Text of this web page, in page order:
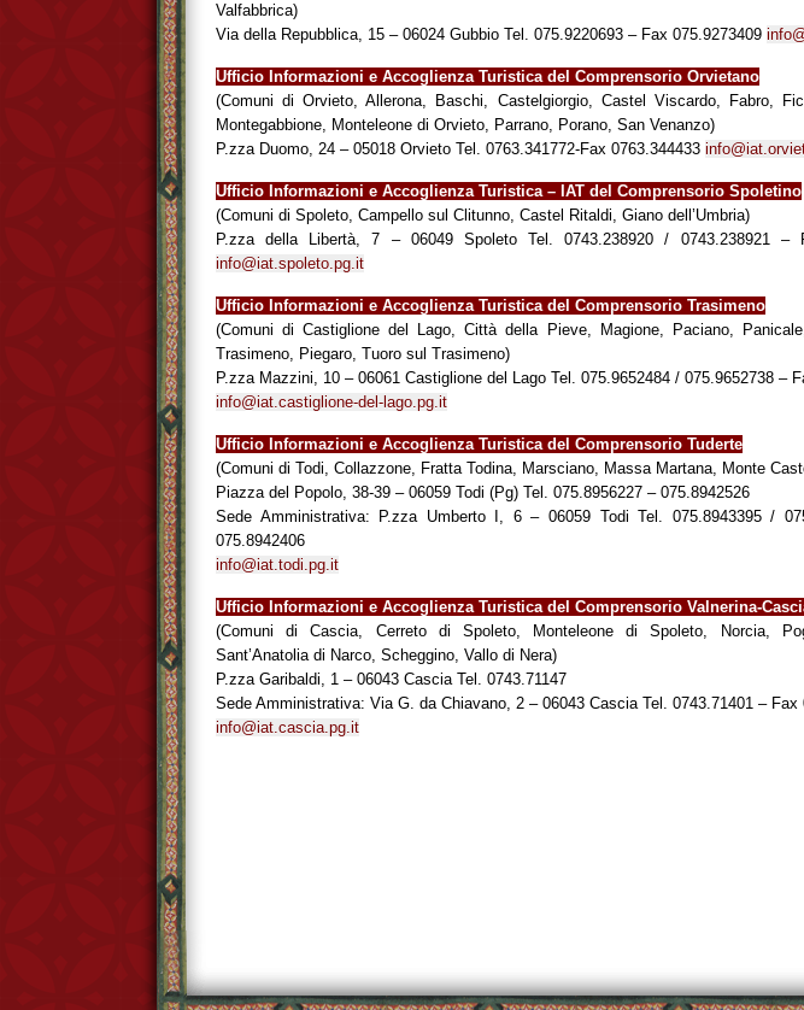
Valfabbrica)
Via della Repubblica, 15 – 06024 Gubbio Tel. 075.9220693 – Fax 075.9273409
Ufficio Informazioni e Accoglienza Turistica del Comprensorio Orvietano
(Comuni di Orvieto, Allerona, Baschi, Castelgiorgio, Castel Viscardo, Fabro,
Montegabbione, Monteleone di Orvieto, Parrano, Porano, San Venanzo)
P.zza Duomo, 24 – 05018 Orvieto Tel. 0763.341772-Fax 0763.344433
Ufficio Informazioni e Accoglienza Turistica – IAT del Comprensorio Spoletino
(Comuni di Spoleto, Campello sul Clitunno, Castel Ritaldi, Giano dell’Umbria)
P.zza della Libertà, 7 – 06049 Spoleto Tel. 0743.238920 / 0743.238921 –
info@iat.spoleto.pg.it
Ufficio Informazioni e Accoglienza Turistica del Comprensorio Trasimeno
(Comuni di Castiglione del Lago, Città della Pieve, Magione, Paciano,
Trasimeno, Piegaro, Tuoro sul Trasimeno)
P.zza Mazzini, 10 – 06061 Castiglione del Lago Tel. 075.9652484 / 075.9652738 –
info@iat.castiglione-del-lago.pg.it
Ufficio Informazioni e Accoglienza Turistica del Comprensorio Tuderte
(Comuni di Todi, Collazzone, Fratta Todina, Marsciano, Massa Martana, Monte
Piazza del Popolo, 38-39 – 06059 Todi (Pg) Tel. 075.8956227 – 075.8942526
Sede Amministrativa: P.zza Umberto I, 6 – 06059 Todi Tel. 075.8943395 /
075.8942406
info@iat.todi.pg.it
Ufficio Informazioni e Accoglienza Turistica del Comprensorio Valnerina-
(Comuni di Cascia, Cerreto di Spoleto, Monteleone di Spoleto, Norcia,
Sant’Anatolia di Narco, Scheggino, Vallo di Nera)
P.zza Garibaldi, 1 – 06043 Cascia Tel. 0743.71147
Sede Amministrativa: Via G. da Chiavano, 2 – 06043 Cascia Tel. 0743.71401 – Fax
info@iat.cascia.pg.it